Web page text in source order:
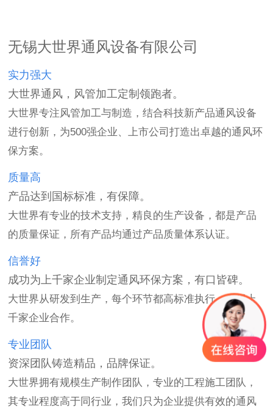
无锡大世界通风设备有限公司
实力强大
大世界通风，风管加工定制领跑者。
大世界专注风管加工与制造，结合科技新产品通风设备
进行创新，为500强企业、上市公司打造出卓越的通风环
保方案。
质量高
产品达到国标标准，有保障。
大世界有专业的技术支持，精良的生产设备，都是产品
的质量保证，所有产品均通过产品质量体系认证。
信誉好
成功为上千家企业制定通风环保方案，有口皆碑。
大世界从研发到生产，每个环节都高标准执行，赢得上
千家企业合作。
专业团队
资深团队铸造精品，品牌保证。
大世界拥有规模生产制作团队，专业的工程施工团队，
其专业程度高于同行业，我们只为企业提供有效的通风